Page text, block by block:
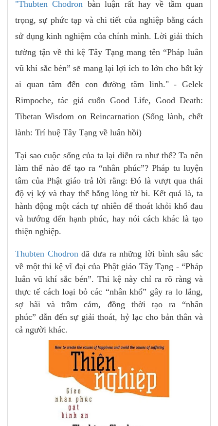
"Thubten Chodron bàn luận rất hay về tầm quan
trọng, sự phức tạp và chi tiết của nghiệp bằng cách
sử dụng kinh nghiệm của chính mình. Lời giải thích
tường tận về thi kệ Tây Tạng mang tên “Pháp luân
vũ khí sắc bén” sẽ mang lại lợi ích to lớn cho bất kỳ
ai quan tâm đến con đường tâm linh." - Gelek
Rimpoche, tác giả cuốn Good Life, Good Death:
Tibetan Wisdom on Reincarnation (Sống lành, chết
lành: Trí huệ Tây Tạng về luân hồi)
Tại sao cuộc sống của ta lại diễn ra như thế? Ta nên
làm thế nào để tạo ra “nhân phúc”? Pháp tu luyện
tâm của Phật giáo trả lời rằng: Đó là vượt qua thái
độ vị kỷ và thay thế bằng lòng từ bi. Kết quả là, ta
hành động một cách tự nhiên để thoát khỏi khổ đau
và hướng đến hạnh phúc, hay nói cách khác là tạo
thiện nghiệp.
Thubten Chodronđã đưa ra những lời bình sâu sắc
về một thi kệ vĩ đại của Phật giáo Tây Tạng - “Pháp
luân vũ khí sắc bén”. Thi kệ này chỉ ra rõ ràng và
thực tế cách loại bỏ các “nhân khổ” gây ra lo lắng,
sợ hãi và trầm cảm, đồng thời tạo ra “nhân
phúc” dẫn đến sự giải thoát, hỷ lạc cho bản thân và
cả người khác.